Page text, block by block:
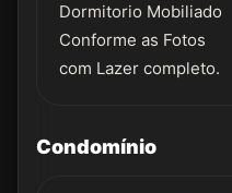
Dormitorio Mobiliado
Conforme as Fotos
com Lazer completo.
Condomínio